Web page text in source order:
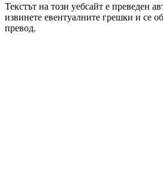
Текстът на този уебсайт е преведен
извинете евентуалните грешки и се
превод.